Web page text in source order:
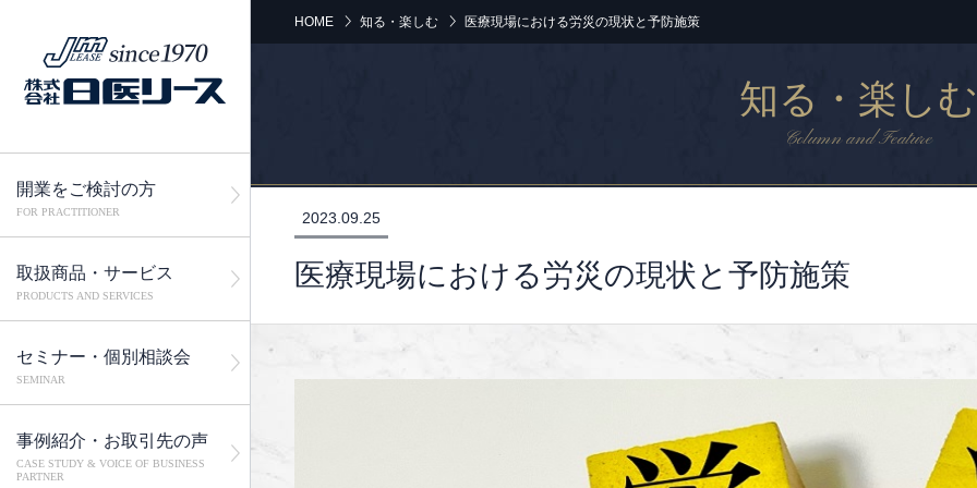
開業をご検討の方
FOR PRACTITIONER
取扱商品・サービス
PRODUCTS AND SERVICES
セミナー・個別相談会
SEMINAR
事例紹介・お取引先の声
CASE STUDY & VOICE OF BUSINESS
PARTNER
HOME 知る・楽しむ 医療現場における労災の現状と予防施策
知る・楽しむ
Column and Feature
2023.09.25
医療現場における労災の現状と予防施策